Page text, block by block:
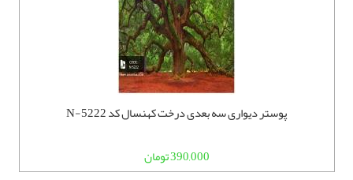
پوستر دیواری سه بعدی درخت کهنسال کد N-5222
390,000 تومان